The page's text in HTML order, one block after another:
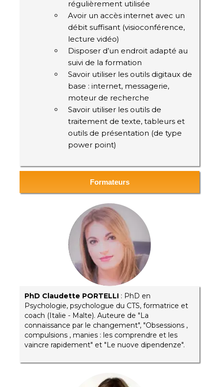
régulièrement utilisée
Avoir un accès internet avec un
débit suffisant (visioconférence,
lecture vidéo)
Disposer d’un endroit adapté au
suivi de la formation
Savoir utiliser les outils digitaux de
base : internet, messagerie,
moteur de recherche
Savoir utiliser les outils de
traitement de texte, tableurs et
outils de présentation (de type
power point)
Formateurs
PhD Claudette PORTELLI : PhD en
Psychologie, psychologue du CTS, formatrice et
coach (Italie - Malte). Auteure de "La
connaissance par le changement", "Obsessions ,
compulsions , manies : les comprendre et les
vaincre rapidement" et "Le nuove dipendenze".